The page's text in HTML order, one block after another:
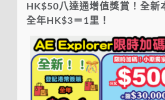
HK$50八達通增值獎賞！全新
全年HK$3＝1里！